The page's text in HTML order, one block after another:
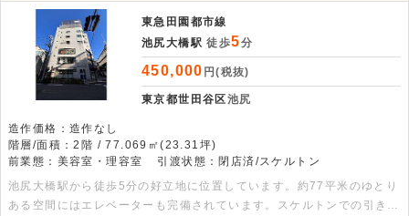
東急田園都市線
池尻大橋駅 徒歩5分
450,000 円(税抜)
東京都世田谷区池尻
造作価格：造作なし
階層/面積：2階 / 77.069㎡(23.31坪)
前業態：美容室・理容室
引渡状態：閉店済/スケルトン
池尻大橋駅から徒歩5分の好立地に位置しています。約77平米のゆとり
ある空間にはエレベーターも完備されています。スケルトンでの引き渡